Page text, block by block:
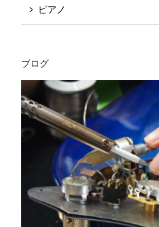
ピアノ
ブログ